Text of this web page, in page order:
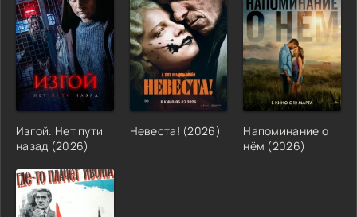
Изгой. Нет пути
назад (2026)
Невеста! (2026)
Напоминание о
нём (2026)